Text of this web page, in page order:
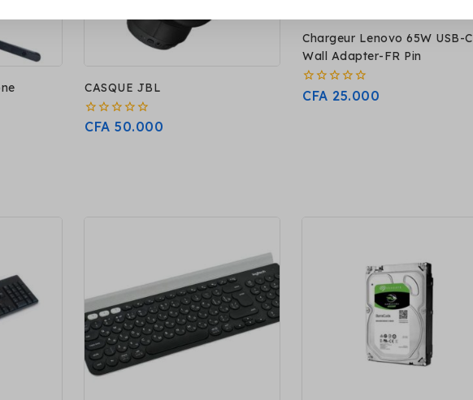
CASQUE JBL
0
CFA 50.000
Chargeur Lenovo 65W USB-C
Wall Adapter-FR Pin
0
CFA 25.000